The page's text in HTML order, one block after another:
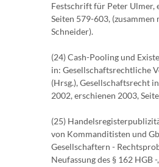
Festschrift für Peter Ulmer,
Seiten 579-603, (zusammen
Schneider).
(24) Cash-Pooling und
in: Gesellschaftsrechtliche
(Hrsg.), Gesellschaftsrecht
2002, erschienen 2003,
(25)
von Kommanditisten und
Gesellschaftern -
Neufassung des § 162 HGB